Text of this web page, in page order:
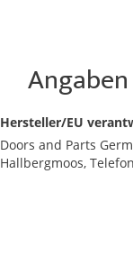
Hersteller/EU
Doors and Parts
Hallbergmoos,